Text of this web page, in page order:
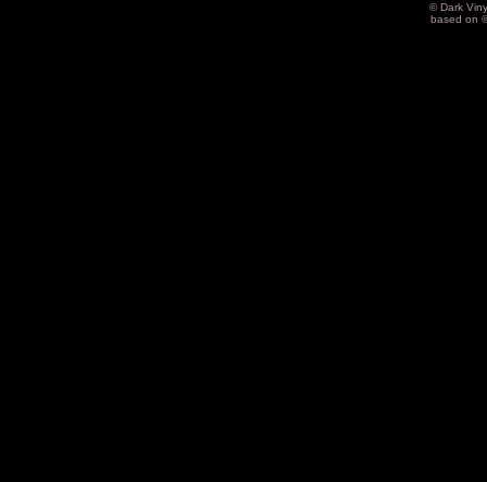
© Dark
based on